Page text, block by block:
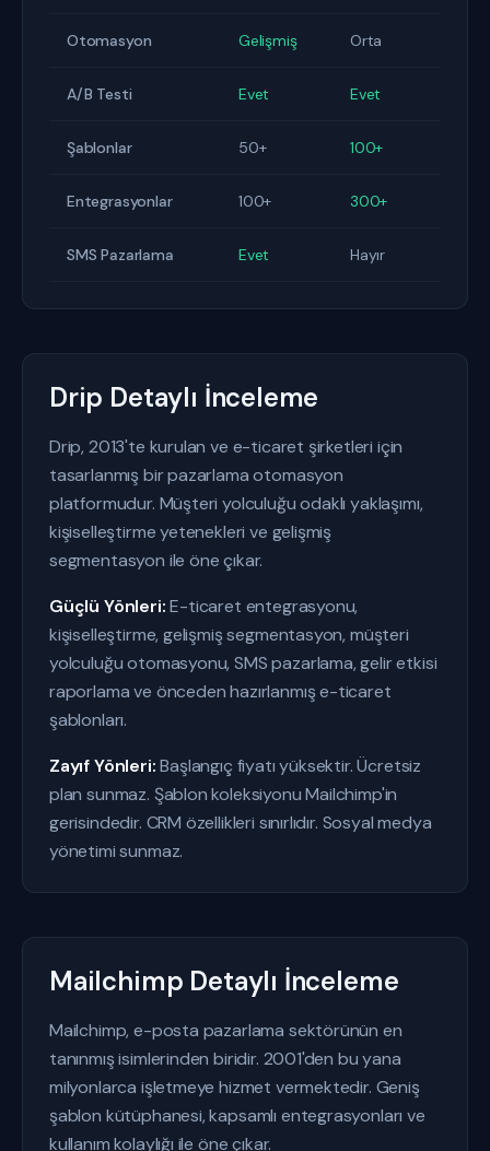
Otomasyon Gelişmiş Orta
A/B Testi Evet Evet
Şablonlar 50+ 100+
Entegrasyonlar 100+ 300+
SMS Pazarlama Evet Hayır
Drip Detaylı İnceleme
Drip, 2013'te kurulan ve e-ticaret şirketleri için
tasarlanmış bir pazarlama otomasyon
platformudur. Müşteri yolculuğu odaklı yaklaşımı,
kişiselleştirme yetenekleri ve gelişmiş
segmentasyon ile öne çıkar.
Güçlü Yönleri:E-ticaret entegrasyonu,
kişiselleştirme, gelişmiş segmentasyon, müşteri
yolculuğu otomasyonu, SMS pazarlama, gelir etkisi
raporlama ve önceden hazırlanmış e-ticaret
şablonları.
Zayıf Yönleri:Başlangıç fiyatı yüksektir. Ücretsiz
plan sunmaz. Şablon koleksiyonu Mailchimp'in
gerisindedir. CRM özellikleri sınırlıdır. Sosyal medya
yönetimi sunmaz.
Mailchimp Detaylı İnceleme
Mailchimp, e-posta pazarlama sektörünün en
tanınmış isimlerinden biridir. 2001'den bu yana
milyonlarca işletmeye hizmet vermektedir. Geniş
şablon kütüphanesi, kapsamlı entegrasyonları ve
kullanım kolaylığı ile öne çıkar.